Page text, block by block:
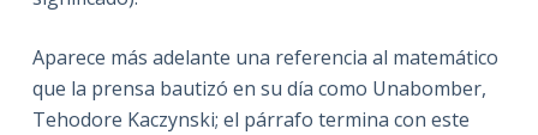
Aparece más adelante una referencia al matemático
que la prensa bautizó en su día como Unabomber,
Tehodore Kaczynski; el párrafo termina con este